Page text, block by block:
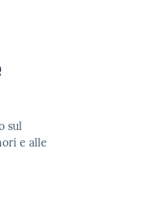
sul
e alle